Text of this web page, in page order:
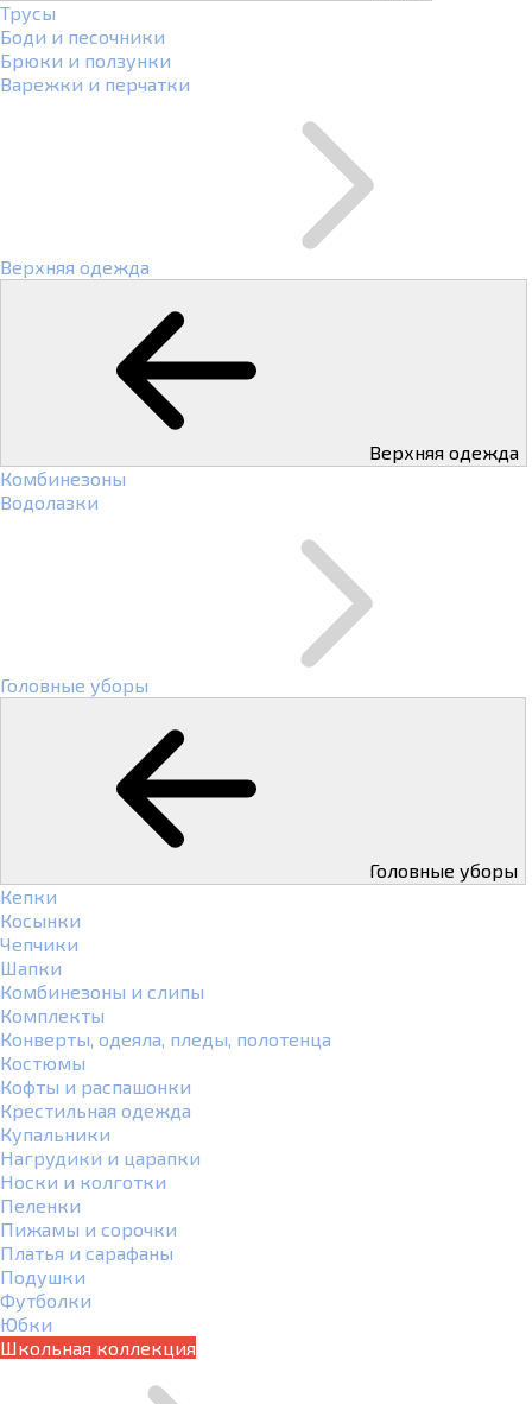
Трусы
Боди и песочники
Брюки и ползунки
Варежки и перчатки
Верхняя одежда
Верхняя одежда
Комбинезоны
Водолазки
Головные уборы
Головные уборы
Кепки
Косынки
Чепчики
Шапки
Комбинезоны и слипы
Комплекты
Конверты, одеяла, пледы, полотенца
Костюмы
Кофты и распашонки
Крестильная одежда
Купальники
Нагрудики и царапки
Носки и колготки
Пеленки
Пижамы и сорочки
Платья и сарафаны
Подушки
Футболки
Юбки
Школьная коллекция